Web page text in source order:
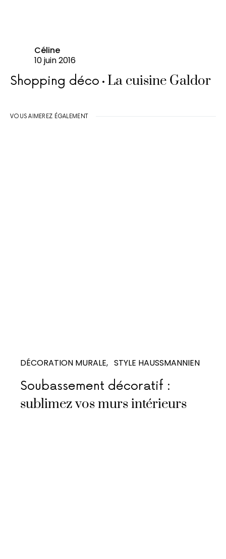
Céline
10 juin 2016
Shopping déco La cuisine Galdor
VOUS AIMEREZ ÉGALEMENT
DÉCORATION MURALE STYLE HAUSSMANNIEN
Soubassement décoratif :
sublimez vos murs intérieurs